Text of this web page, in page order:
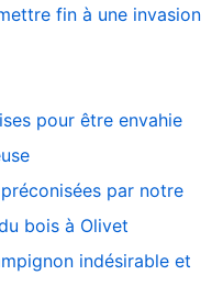
fin à une invasion
pour être envahie
par notre
bois à Olivet
indésirable et